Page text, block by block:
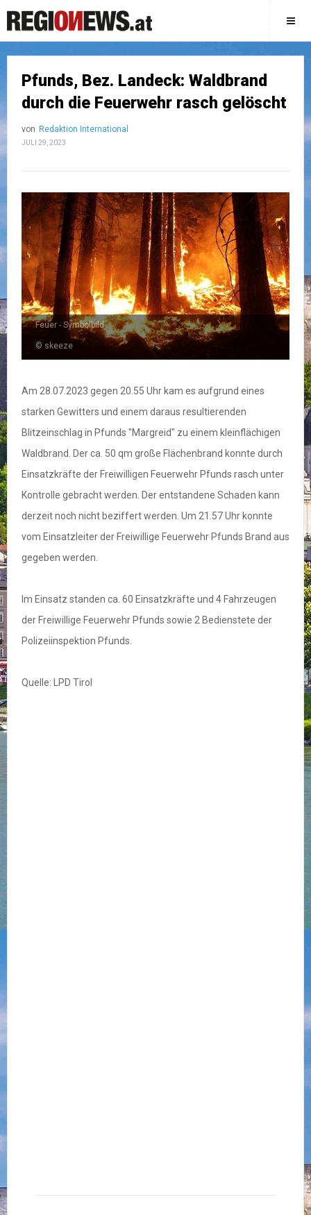
Pfunds, Bez. Landeck: Waldbrand
durch die Feuerwehr rasch gelöscht
von Redaktion International
JULI 29, 2023
Feuer - Symbolbild
© skeeze
Am 28.07.2023 gegen 20.55 Uhr kam es aufgrund eines
starken Gewitters und einem daraus resultierenden
Blitzeinschlag in Pfunds "Margreid" zu einem kleinflächigen
Waldbrand. Der ca. 50 qm große Flächenbrand konnte durch
Einsatzkräfte der Freiwilligen Feuerwehr Pfunds rasch unter
Kontrolle gebracht werden. Der entstandene Schaden kann
derzeit noch nicht beziffert werden. Um 21.57 Uhr konnte
vom Einsatzleiter der Freiwillige Feuerwehr Pfunds Brand aus
gegeben werden.
Im Einsatz standen ca. 60 Einsatzkräfte und 4 Fahrzeugen
der Freiwillige Feuerwehr Pfunds sowie 2 Bedienstete der
Polizeiinspektion Pfunds.
Quelle: LPD Tirol